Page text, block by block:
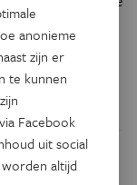
de verbranding
tegen
anonieme
zijn er
te kunnen
Facebook
uit social
altijd